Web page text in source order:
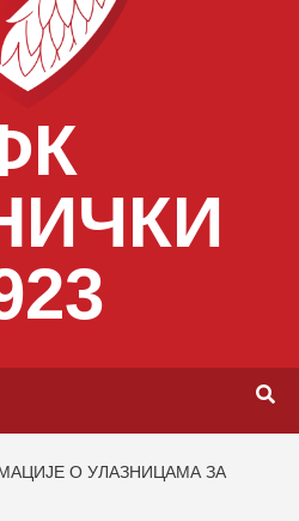
О УЛАЗНИЦАМА ЗА